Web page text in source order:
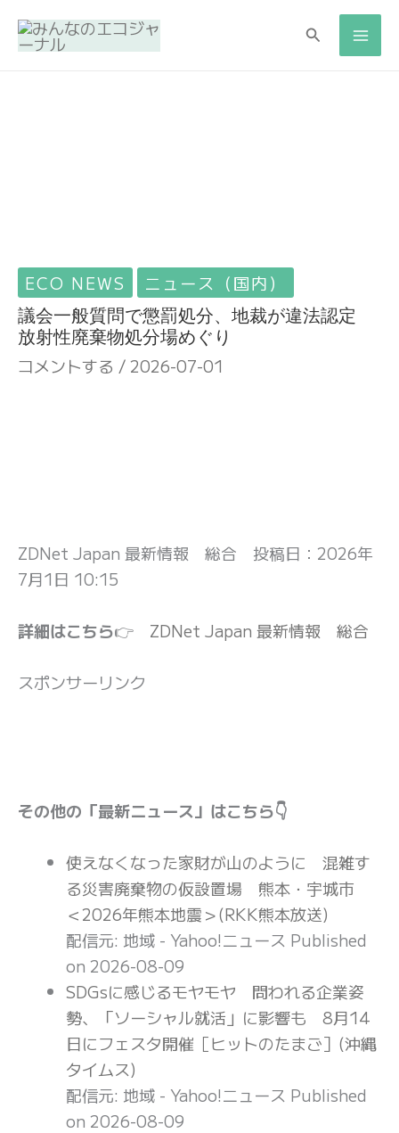
検
ECO NEWS ニュース（国内）
議会一般質問で懲罰処分、地裁が違法認定
放射性廃棄物処分場めぐり
コメントする / 2026-07-01
ZDNet Japan 最新情報 総合 投稿日： 2026年
7月1日 10:15
詳細はこちら👉 ZDNet Japan 最新情報 総合
スポンサーリンク
その他の「最新ニュース」はこちら👇
使えなくなった家財が山のように 混雑す
る災害廃棄物の仮設置場 熊本・宇城市
＜2026年熊本地震＞(RKK熊本放送)
配信元: 地域 - Yahoo!ニュース Published
on 2026-08-09
SDGsに感じるモヤモヤ 問われる企業姿
勢、「ソーシャル就活」に影響も 8月14
日にフェスタ開催［ヒットのたまご］(沖縄
タイムス)
配信元: 地域 - Yahoo!ニュース Published
on 2026-08-09
検
索